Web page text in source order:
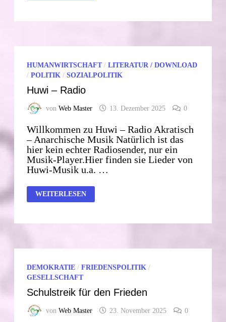
HUMANWIRTSCHAFT/LITERATUR / DOWNLOAD
/POLITIK /SOZIALPOLITIK
Huwi – Radio
vonWeb Master 13. Dezember 2025 0
Willkommen zu Huwi – Radio Akratisch
– Anarchische Musik Natürlich ist das
hier kein echter Radiosender, nur ein
Musik-Player.Hier finden sie Lieder von
Huwi-Musik u.a. …
HUWI
–
WEITERLESEN
DEMOKRATIE /FRIEDENSPOLITIK /
GESELLSCHAFT
Schulstreik für den Frieden
vonWeb Master 23. November 2025 0